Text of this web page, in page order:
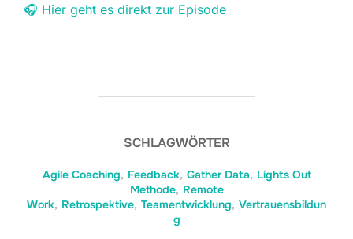
🎧 Hier geht es direkt zur Episode
SCHLAGWÖRTER
Agile Coaching, Feedback, Gather Data, Lights Out
Methode, Remote
Work, Retrospektive, Teamentwicklung, Vertrauensbildun
g